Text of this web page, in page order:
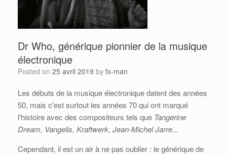
Dr Who, générique pionnier de la musique
électronique
Posted on 25 avril 2019 by fx-man
Les débuts de la musique électronique datent des années
50, mais c'est surtout les années 70 qui ont marqué
l'histoire avec des compositeurs tels que Tangerine
Dream, Vangelis, Kraftwerk, Jean-Michel Jarre...
Cependant, il est un air à ne pas oublier : le générique de